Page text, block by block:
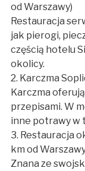
od Warszawy)
Restauracja
jak pierogi,
częścią hotelu
okolicy.
2. Karczma
Karczma
przepisami. W
inne potrawy w
3. Restauracja
km od
Znana ze